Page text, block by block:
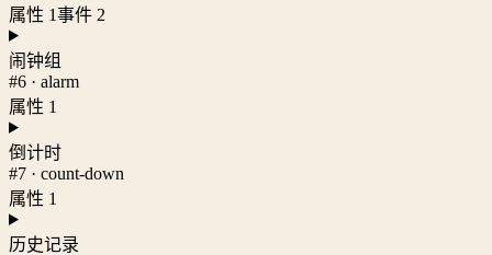
属性 1事件 2
闹钟组
#6 · alarm
属性 1
倒计时
#7 · count-down
属性 1
历史记录